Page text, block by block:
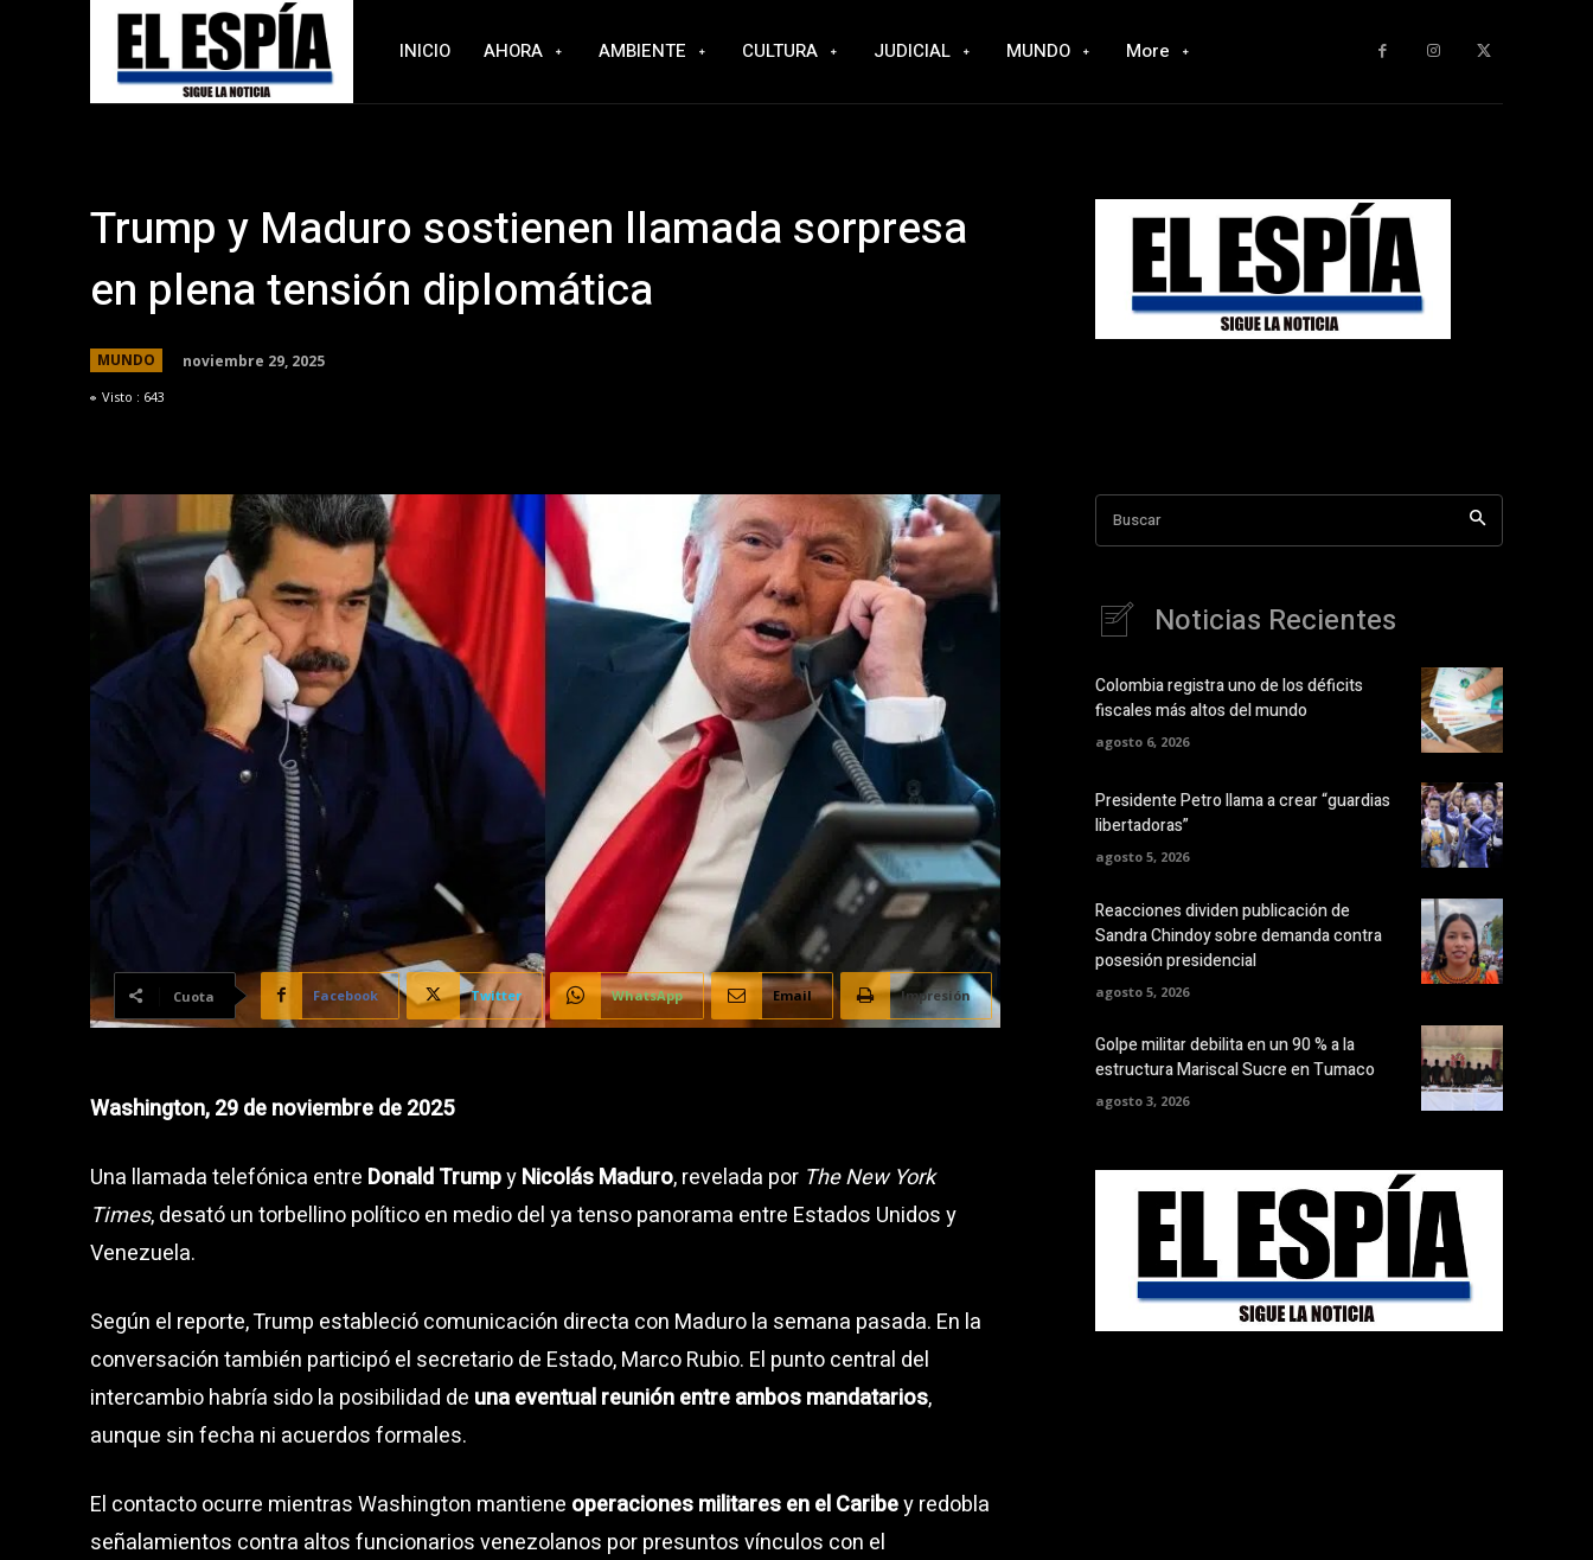
INICIO AHORA AMBIENTE CULTURA JUDICIAL MUNDO More
Trump y Maduro sostienen llamada sorpresa
en plena tensión diplomática
MUNDO noviembre 29, 2025
Visto : 643
Cuota Facebook Twitter WhatsApp Email Impresión
Washington, 29 de noviembre de 2025
Una llamada telefónica entre Donald TrumpyNicolás Maduro, revelada por The New York
Times, desató un torbellino político en medio del ya tenso panorama entre Estados Unidos y
Venezuela.
Según el reporte, Trump estableció comunicación directa con Maduro la semana pasada. En la
conversación también participó el secretario de Estado, Marco Rubio. El punto central del
intercambio habría sido la posibilidad de una eventual reunión entre ambos mandatarios,
aunque sin fecha ni acuerdos formales.
El contacto ocurre mientras Washington mantiene operaciones militares en el Caribey redobla
señalamientos contra altos funcionarios venezolanos por presuntos vínculos con el
Buscar
Noticias Recientes
Colombia registra uno de los déficits
fiscales más altos del mundo
agosto 6, 2026
Presidente Petro llama a crear “guardias
libertadoras”
agosto 5, 2026
Reacciones dividen publicación de
Sandra Chindoy sobre demanda contra
posesión presidencial
agosto 5, 2026
Golpe militar debilita en un 90 % a la
estructura Mariscal Sucre en Tumaco
agosto 3, 2026